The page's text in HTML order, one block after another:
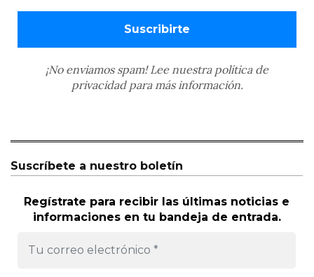
¡No enviamos spam! Lee nuestra política de
privacidadpara más información.
Suscríbete a nuestro boletín
Regístrate para recibir las últimas noticias e
informaciones en tu bandeja de entrada.